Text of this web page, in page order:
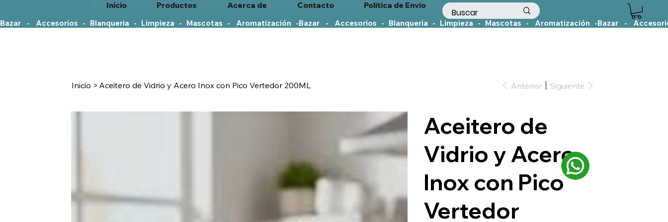
Inicio Productos Acerca de Contacto
Política de Envío
Bazar    -    Accesorios   -   Blanqueria   -   Limpieza   -   Mascotas   -    Aromatización   -
Inicio > Aceitero de Vidrio y Acero Inox con Pico Vertedor 200ML Anterior Siguiente
Aceitero de
Vidrio y Acero
Inox con Pico
Vertedor